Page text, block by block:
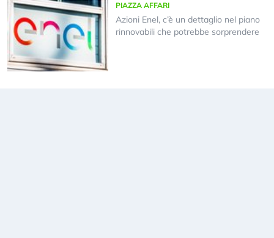
PIAZZA AFFARI
Azioni Enel, c’è un dettaglio nel piano
rinnovabili che potrebbe sorprendere